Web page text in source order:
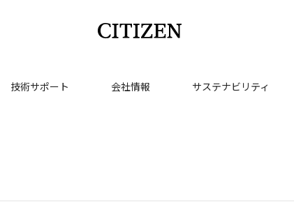
技術サポート 会社情報 サステナビリティ